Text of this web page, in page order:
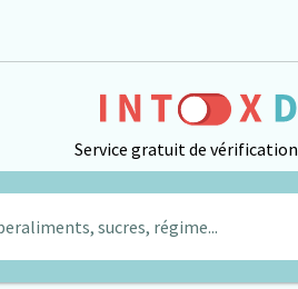
Service gratuit de
sucres, régime...